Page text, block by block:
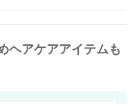
ヘアケアアイテムも